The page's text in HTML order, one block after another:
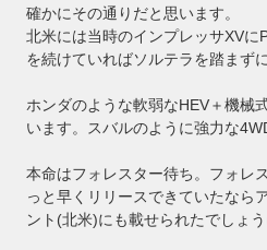
確かにその通りだと思います。
北米には当時のインプレッサXVに
を続けていればソルテラを踏まず
ホンダのような軟弱なHEV＋機械
います。スバルのように強力な
本命はフォレスター待ち。フォレ
っと早くリリースできていたなら
ント(北米)にも載せられたでしょ